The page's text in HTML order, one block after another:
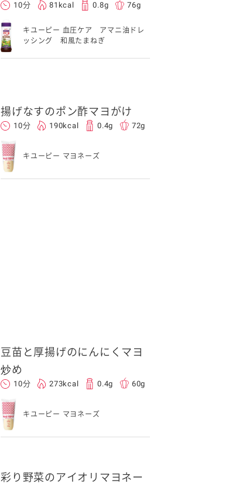
10分 81kcal 0.8g 76g
キユーピー 血圧ケア アマニ油ドレ
ッシング 和風たまねぎ
揚げなすのポン酢マヨがけ
10分 190kcal 0.4g 72g
キユーピー マヨネーズ
豆苗と厚揚げのにんにくマヨ
炒め
10分 273kcal 0.4g 60g
キユーピー マヨネーズ
彩り野菜のアイオリマヨネー